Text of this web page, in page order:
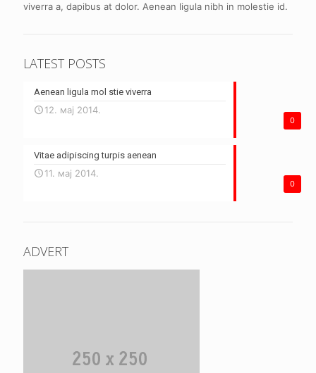
viverra a, dapibus at dolor. Aenean ligula nibh in molestie id.
LATEST POSTS
0
Aenean ligula mol stie viverra
12. мај 2014.
0
Vitae adipiscing turpis aenean
11. мај 2014.
ADVERT